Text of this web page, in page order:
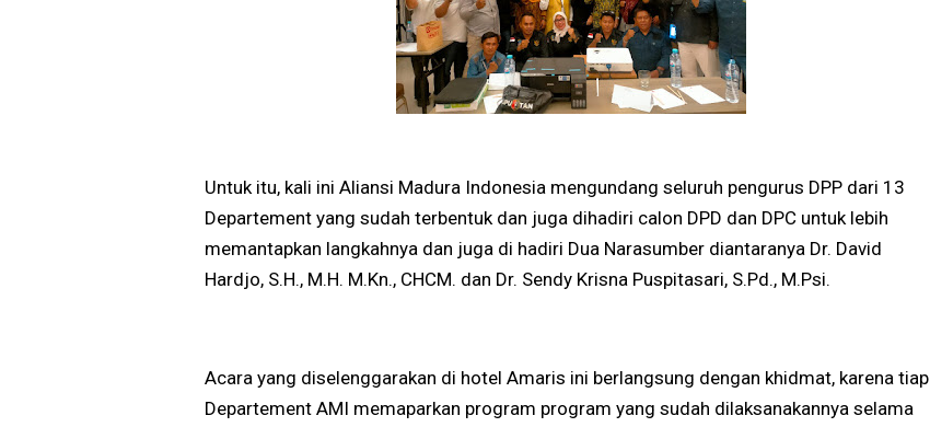
Untuk itu, kali ini Aliansi Madura Indonesia mengundang seluruh pengurus DPP dari 13
Departement yang sudah terbentuk dan juga dihadiri calon DPD dan DPC untuk lebih
memantapkan langkahnya dan juga di hadiri Dua Narasumber diantaranya Dr. David
Hardjo, S.H., M.H. M.Kn., CHCM. dan Dr. Sendy Krisna Puspitasari, S.Pd., M.Psi.
Acara yang diselenggarakan di hotel Amaris ini berlangsung dengan khidmat, karena tiap
Departement AMI memaparkan program program yang sudah dilaksanakannya selama